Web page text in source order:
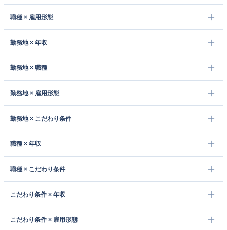
職種 × 雇用形態
勤務地 × 年収
勤務地 × 職種
勤務地 × 雇用形態
勤務地 × こだわり条件
職種 × 年収
職種 × こだわり条件
こだわり条件 × 年収
こだわり条件 × 雇用形態